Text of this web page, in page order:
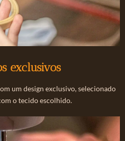
exclusivos
um design exclusivo, selecionado
o tecido escolhido.